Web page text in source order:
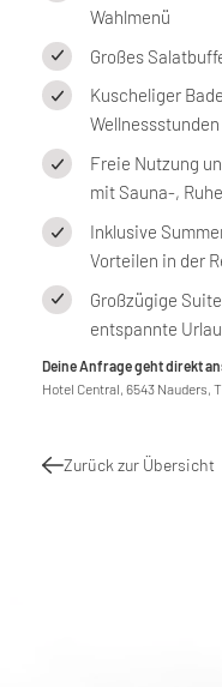
Wahlmenü
Großes
Kuscheliger
Wellnessstunden
Freie Nutzung
mit Sauna-,
Inklusive
Vorteilen in der
Großzügige
entspannte
Deine Anfrage geht direkt
Hotel Central, 6543 Nauders,
Zurück zur Übersicht